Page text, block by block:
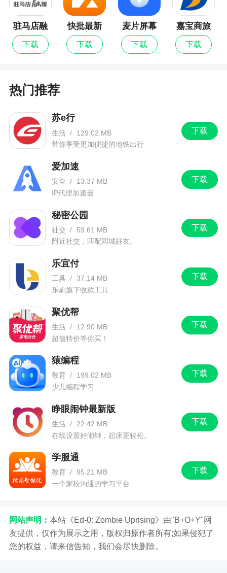
驻马店融
媒
下载
快批最新
版
下载
麦片屏幕
翻译最新
版
下载
嘉宝商旅
下载
热门推荐
下载
苏e行
生活 /
129.02 MB
带你享受更加便捷的地铁出行
下载
爱加速
安全 /
13.37 MB
IP代理加速器
下载
秘密公园
社交 /
59.61 MB
附近社交，匹配同城好友。
下载
乐宜付
工具 / 37.14 MB
乐刷旗下收款工具
下载
聚优帮
生活 /
12.90 MB
超值特价等你买！
下载
猿编程
教育 /
199.02 MB
少儿编程学习
下载
睁眼闹钟最新版
生活 /
22.42 MB
在线设置好闹钟，起床更轻松。
下载
学服通
教育 / 95.21 MB
一个家校沟通的学习平台
网站声明： 本站《Ed-0: Zombie Uprising》由"B+O+Y"网
友提供，仅作为展示之用，版权归原作者所有;如果侵犯了
您的权益，请来信告知，我们会尽快删除。